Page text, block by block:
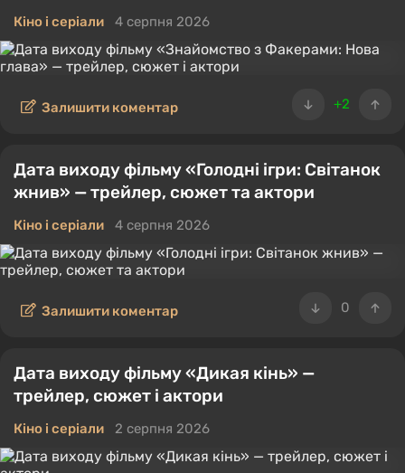
Кіно і серіали 4 серпня 2026
+2
Залишити коментар
Дата виходу фільму «Голодні ігри: Світанок
жнив» — трейлер, сюжет та актори
Кіно і серіали 4 серпня 2026
0
Залишити коментар
Дата виходу фільму «Дикая кінь» —
трейлер, сюжет і актори
Кіно і серіали 2 серпня 2026